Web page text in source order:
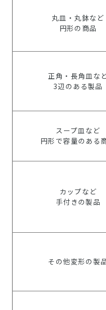
丸皿・丸鉢など
円形の商品
正角・長角皿な
3辺のある製品
スープ皿など
円形で容量のある
カップなど
手付きの製品
その他変形の製